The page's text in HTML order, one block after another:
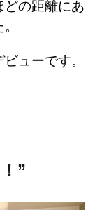
どの距離にあ
ューです。
”